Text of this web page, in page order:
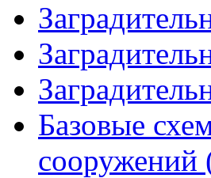
Базовые
сооружений